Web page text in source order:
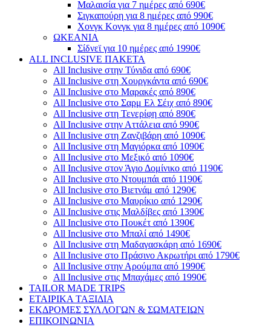
Μαλαισία για 7 ημέρες από 690€
Σιγκαπούρη για 8 ημέρες από 990€
Χονγκ Κονγκ για 8 ημέρες από 1090€
ΩΚΕΑΝΙΑ
Σίδνεϊ για 10 ημέρες από 1990€
ALL INCLUSIVE ΠΑΚΕΤΑ
All Inclusive στην Τύνιδα από 690€
All Inclusive στη Χουργκάντα από 690€
All Inclusive στο Μαρακές από 890€
All Inclusive στο Σαρμ Ελ Σέιχ από 890€
All Inclusive στη Τενερίφη από 890€
All Inclusive στην Αττάλεια από 990€
All Inclusive στη Ζανζιβάρη από 1090€
All Inclusive στη Μαγιόρκα από 1090€
All Inclusive στο Μεξικό από 1090€
All Inclusive στον Άγιο Δομίνικο από 1190€
All Inclusive στο Ντουμπάι από 1190€
All Inclusive στο Βιετνάμ από 1290€
All Inclusive στο Μαυρίκιο από 1290€
All Inclusive στις Μαλδίβες από 1390€
All Inclusive στο Πουκέτ από 1390€
All Inclusive στο Μπαλί από 1490€
All Inclusive στη Μαδαγασκάρη από 1690€
All Inclusive στο Πράσινο Ακρωτήρι από 1790€
All Inclusive στην Αρούμπα από 1990€
All Inclusive στις Μπαχάμες από 1990€
TAILOR MADE TRIPS
ΕΤΑΙΡΙΚΑ ΤΑΞΙΔΙΑ
ΕΚΔΡΟΜΕΣ ΣΥΛΛΟΓΩΝ & ΣΩΜΑΤΕΙΩΝ
ΕΠΙΚΟΙΝΩΝΙΑ